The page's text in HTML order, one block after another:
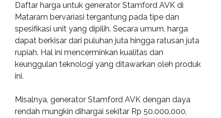
Daftar harga untuk generator Stamford AVK di
Mataram bervariasi tergantung pada tipe dan
spesifikasi unit yang dipilih. Secara umum, harga
dapat berkisar dari puluhan juta hingga ratusan juta
rupiah. Hal ini mencerminkan kualitas dan
keunggulan teknologi yang ditawarkan oleh produk
ini.
Misalnya, generator Stamford AVK dengan daya
rendah mungkin dihargai sekitar Rp 50.000.000,